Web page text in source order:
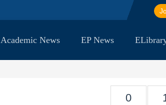
Academic News EP News
0